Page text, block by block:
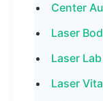
Center
Laser
Laser
Laser